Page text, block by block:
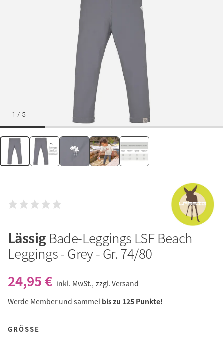
1 / 5
Lässig Bade-Leggings LSF Beach
Leggings - Grey - Gr. 74/80
24,95 € inkl. MwSt., zzgl. Versand
Werde Member und sammel bis zu 125 Punkte!
GRÖSSE